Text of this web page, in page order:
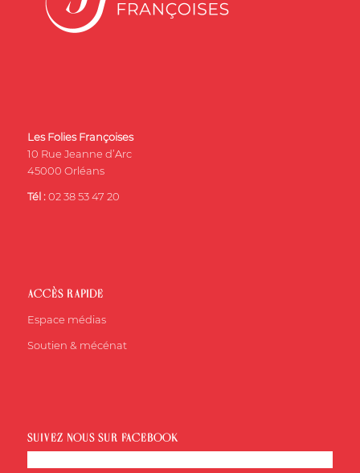
Les Folies Françoises
10 Rue Jeanne d’Arc
45000 Orléans
Tél : 02 38 53 47 20
ACCÈS RAPIDE
Espace médias
Soutien & mécénat
SUIVEZ-NOUS SUR FACEBOOK